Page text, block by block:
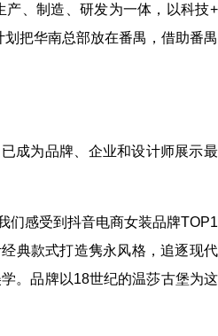
、制造、研发为一体，以科技
把华南总部放在番禺，借助番
成为品牌、企业和设计师展示
们感受到抖音电商女装品牌
典款式打造隽永风格，追逐现
。品牌以18世纪的温莎古堡为